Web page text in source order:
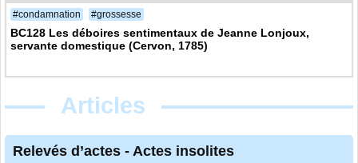
#condamnation #grossesse
BC128 Les déboires sentimentaux de Jeanne Lonjoux,
servante domestique (Cervon, 1785)
Articles
Relevés d’actes - Actes insolites